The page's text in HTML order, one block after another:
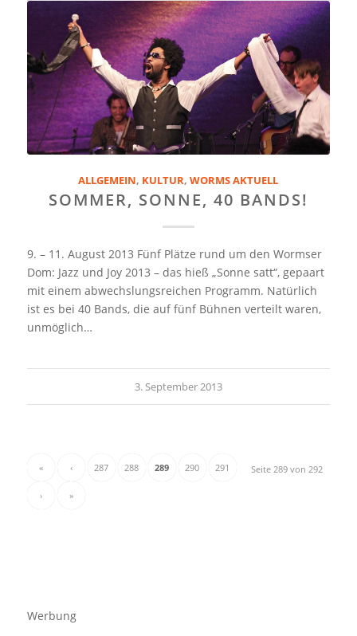
ALLGEMEIN, KULTUR,WORMS AKTUELL
SOMMER, SONNE, 40 BANDS!
9. – 11. August 2013 Fünf Plätze rund um den Wormser
Dom: Jazz und Joy 2013 – das hieß „Sonne satt“, gepaart
mit einem abwechslungsreichen Programm. Natürlich
ist es bei 40 Bands, die auf fünf Bühnen verteilt waren,
unmöglich…
3. September 2013
Seite 289 von 292
« ‹ 287 288 289 290 291
› »
Werbung